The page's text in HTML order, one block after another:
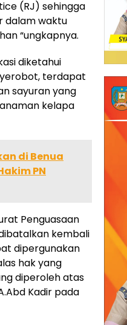
(RJ) sehingga
dalam waktu
“ungkapnya.
diketahui
terdapat
sayuran yang
kelapa
di Benua
PN
Penguasaan
kembali
dipergunakan
hak yang
diperoleh atas
Kadir pada